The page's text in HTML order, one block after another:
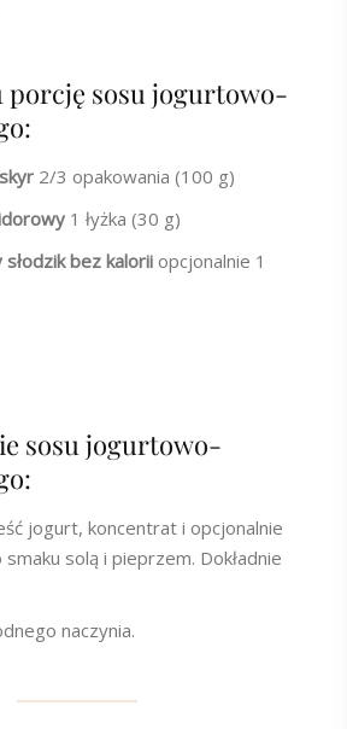
porcję sosu jogurtowo-
2/3 opakowania (100 g)
1 łyżka (30 g)
bez kalorii opcjonalnie 1
sosu jogurtowo-
jogurt, koncentrat i opcjonalnie
solą i pieprzem. Dokładnie
naczynia.